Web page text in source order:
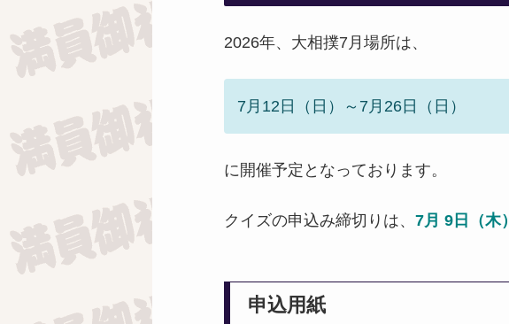
2026年、大相撲7月場所は、
7月12日（日）～7月26日（日）
に開催予定となっております。
クイズの申込み締切りは、 7月 9日（木）
申込用紙